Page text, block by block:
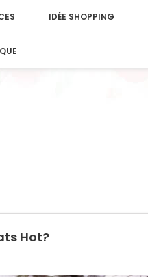
IDÉE SHOPPING
Hot?